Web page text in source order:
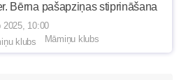
Bērna pašapziņas stiprināšana
2025, 10:00
Māmiņu klubs